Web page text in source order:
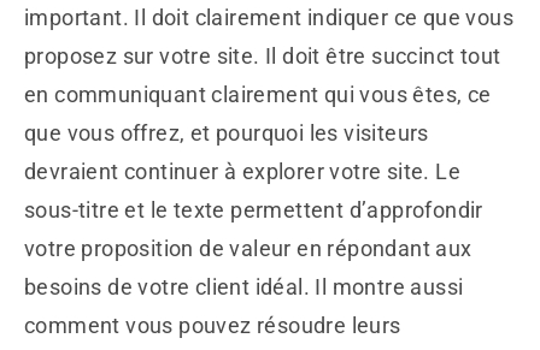
important. Il doit clairement indiquer ce que vous
proposez sur votre site. Il doit être succinct tout
en communiquant clairement qui vous êtes, ce
que vous offrez, et pourquoi les visiteurs
devraient continuer à explorer votre site. Le
sous-titre et le texte permettent d’approfondir
votre proposition de valeur en répondant aux
besoins de votre client idéal. Il montre aussi
comment vous pouvez résoudre leurs